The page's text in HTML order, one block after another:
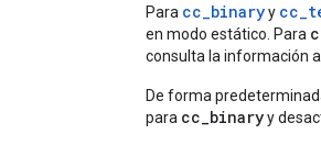
Para cc_binaryy
en modo estático. Para
consulta la información
De forma
para cc_binaryy